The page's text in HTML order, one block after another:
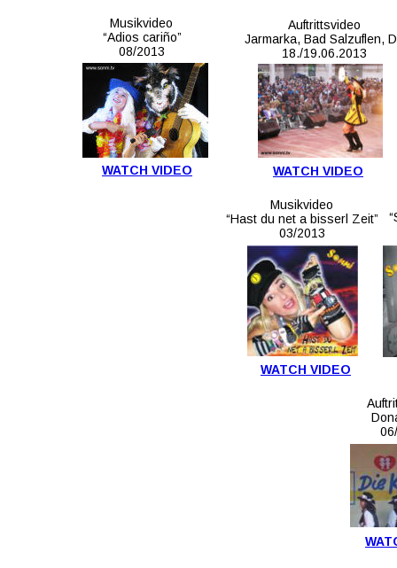
WATCH VIDEO
Auftrittsvideo
Jarmarka, Bad Salzuflen,
18./19.06.2013
WATCH VIDEO
Musikvideo
“Adios cariño”
08/2013
WATCH VIDEO
Musikvideo
“Hast du net a bisserl Zeit”
03/2013